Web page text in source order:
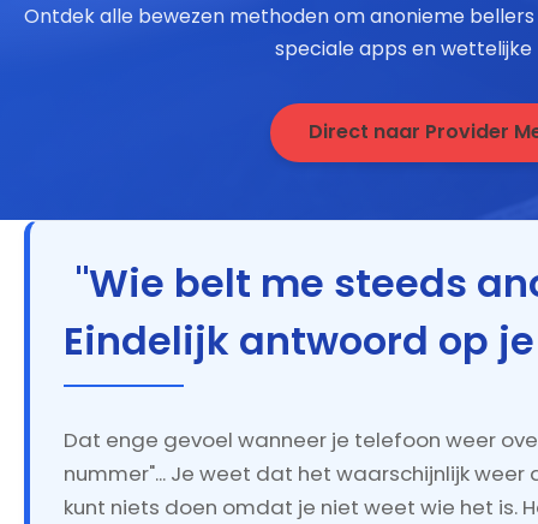
Ontdek alle bewezen methoden om anonieme
speciale apps en
Direct naar Provider
"Wie belt me steeds
Eindelijk antwoord op
Dat enge gevoel wanneer je telefoon weer
nummer"... Je weet dat het waarschijnlijk
kunt niets doen omdat je niet weet wie het is.